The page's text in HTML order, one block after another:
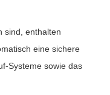
sind, enthalten
eine sichere
sowie das